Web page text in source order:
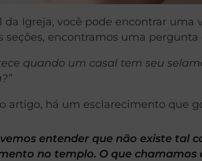
da Igreja, você pode encontrar uma
seções, encontramos uma
quando um casal tem seu
artigo, há um esclarecimento que
entender que não existe tal
no templo. O que chamamos